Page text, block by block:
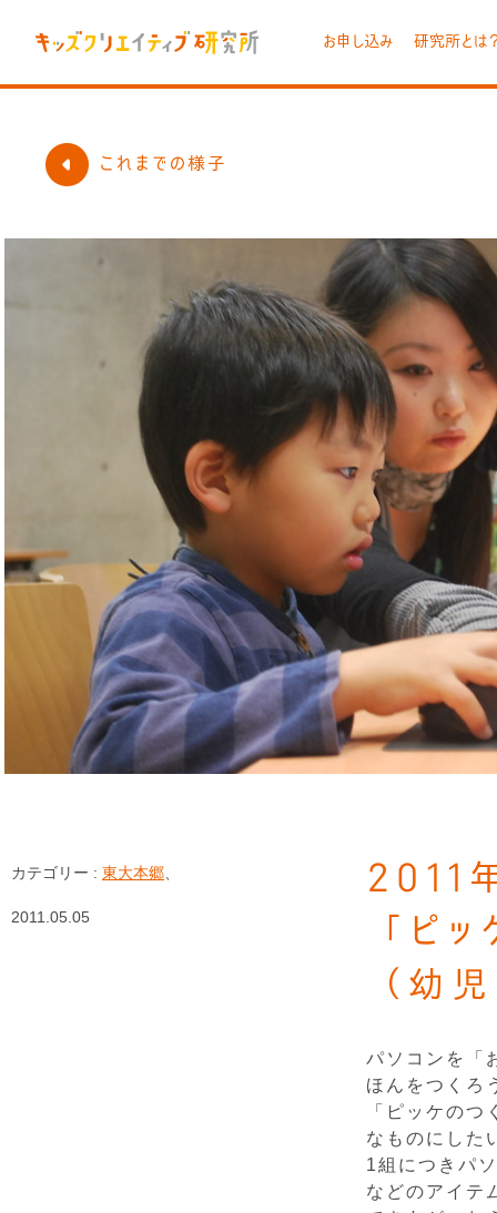
お申し込み 研究所とは
これまでの様子
2011
「ピ
（幼
パソコンを「
ほんをつくろ
「ピッケの
なものにした
1組につきパ
などのアイテ
カテゴリー : 東大本郷
2011.05.05